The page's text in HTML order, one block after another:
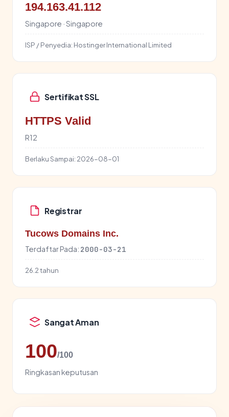
194.163.41.112
Singapore · Singapore
ISP / Penyedia: Hostinger International Limited
Sertifikat SSL
HTTPS Valid
R12
Berlaku Sampai: 2026-08-01
Registrar
Tucows Domains Inc.
Terdaftar Pada: 2000-03-21
26.2 tahun
Sangat Aman
100/100
Ringkasan keputusan